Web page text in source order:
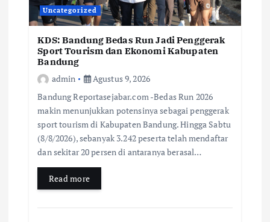
Uncategorized
KDS: Bandung Bedas Run Jadi Penggerak
Sport Tourism dan Ekonomi Kabupaten
Bandung
admin
Agustus 9, 2026
Bandung Reportasejabar.com -Bedas Run 2026
makin menunjukkan potensinya sebagai penggerak
sport tourism di Kabupaten Bandung. Hingga Sabtu
(8/8/2026), sebanyak 3.242 peserta telah mendaftar
dan sekitar 20 persen di antaranya berasal…
Read more